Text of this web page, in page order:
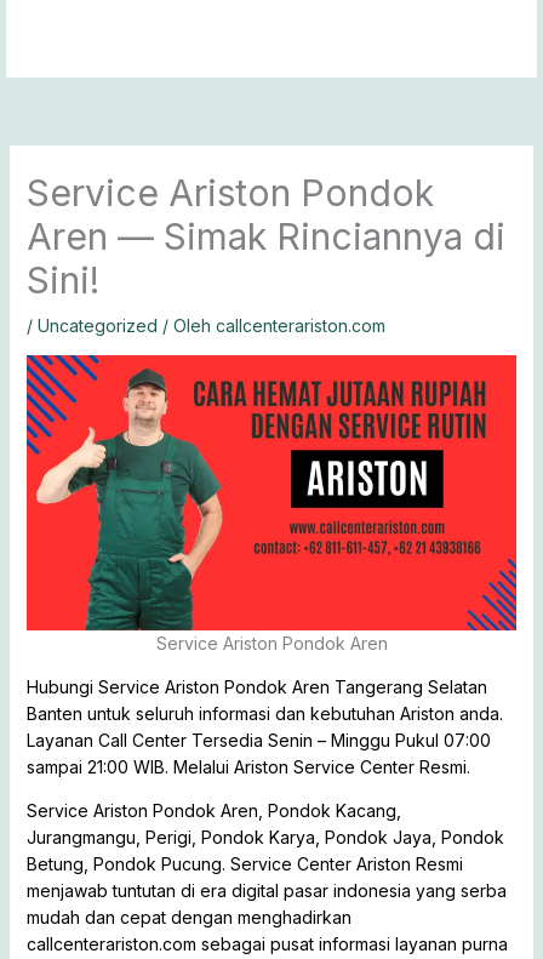
Service Ariston Pondok
Aren — Simak Rinciannya di
Sini!
/ Uncategorized / Oleh callcenterariston.com
Service Ariston Pondok Aren
Hubungi Service Ariston Pondok Aren Tangerang Selatan
Banten untuk seluruh informasi dan kebutuhan Ariston anda.
Layanan Call Center Tersedia Senin – Minggu Pukul 07:00
sampai 21:00 WIB. Melalui Ariston Service Center Resmi.
Service Ariston Pondok Aren, Pondok Kacang,
Jurangmangu, Perigi, Pondok Karya, Pondok Jaya, Pondok
Betung, Pondok Pucung. Service Center Ariston Resmi
menjawab tuntutan di era digital pasar indonesia yang serba
mudah dan cepat dengan menghadirkan
callcenterariston.com sebagai pusat informasi layanan purna